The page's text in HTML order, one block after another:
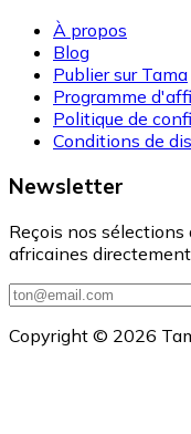
À propos
Blog
Publier sur Tama
Programme
Politique de
Conditions de
Newsletter
Reçois nos
africaines
Copyright © 2026